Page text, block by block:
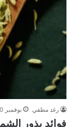
رغد مطفي نوفمبر 30, 2023
فوائد بذور